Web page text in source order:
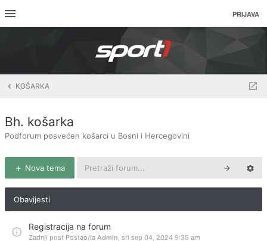
PRIJAVA
KOŠARKA
Bh. košarka
Podforum posvećen košarci u Bosni i Hercegovini
Nova tema
Obavijesti
Registracija na forum
Zadnji post Postao/la Admin, sri sep 04, 2024 9:35 am